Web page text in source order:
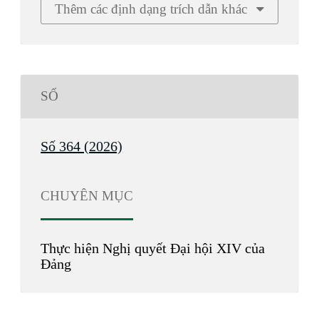
Thêm các định dạng trích dẫn khác
SỐ
Số 364 (2026)
CHUYÊN MỤC
Thực hiện Nghị quyết Đại hội XIV của
Đảng